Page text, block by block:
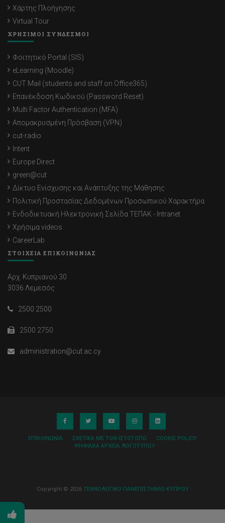
Χάρτης Πλοήγησης
Virtual Tour
ΧΡΗΣΙΜΟΙ ΣΥΝΔΕΣΜΟΙ
Φοιτητικό Portal (SIS)
eLearning (Moodle)
CUT Mail (students and staff on Office365)
Επανέκδοση Κωδικού (Password Reset)
Multi Factor Authentication (MFA)
Απομακρυσμένη Πρόσβαση (VPN)
cut-radio
Intent
Europe Direct
green@cut
Δίκτυο Ενίσχυσης και Ανάπτυξης της Μάθησης
Πολιτική Προστασίας Δεδομένων Προσωπικού Χαρακτήρα
Ενδοδικτυακή Ηλεκτρονική Σελίδα ΤΕΠΑΚ - Intranet
Χρήσιμα videos
CareerLab
ΣΤΟΙΧΕΙΑ ΕΠΙΚΟΙΝΩΝΙΑΣ
Αρχ. Κυπριανού 30
3036 Λεμεσός
2500 2500
2500 2750
administration@cut.ac.cy
ΕΠΙΚΟΙΝΩΝΊΑ ΣΧΕΤΙΚΆ ΜΕ ΤΟΝ ΙΣΤΌΤΟΠΟ
COOKIE POLICY
ΨΗΦΙΑΚΆ ΑΡΧΕΊΑ ΛΟΓΌΤΥΠΟΥ
Copyright © 2026 ΤΕΧΝΟΛΟΓΙΚΟ ΠΑΝΕΠΙΣΤΗΜΙΟ ΚΥΠΡΟΥ